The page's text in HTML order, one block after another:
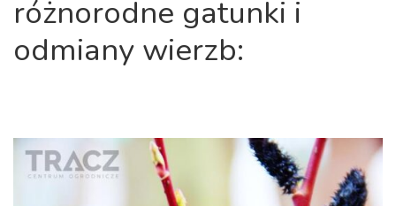
różnorodne gatunki i
odmiany wierzb: